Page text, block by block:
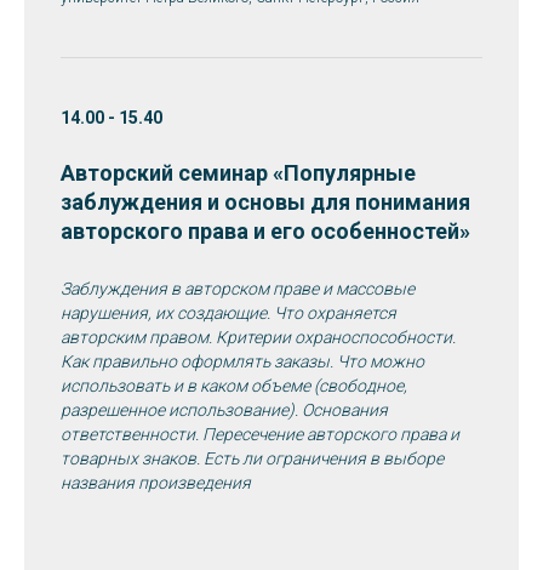
14.00 - 15.40
Авторский семинар «Популярные
заблуждения и основы для понимания
авторского права и его особенностей»
Заблуждения в авторском праве и массовые
нарушения, их создающие. Что охраняется
авторским правом. Критерии охраноспособности.
Как правильно оформлять заказы. Что можно
использовать и в каком объеме (свободное,
разрешенное использование). Основания
ответственности. Пересечение авторского права и
товарных знаков. Есть ли ограничения в выборе
названия произведения